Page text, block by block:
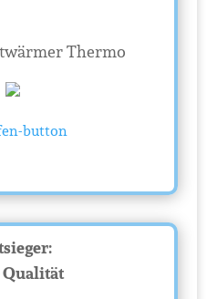
Thermo
Qualität